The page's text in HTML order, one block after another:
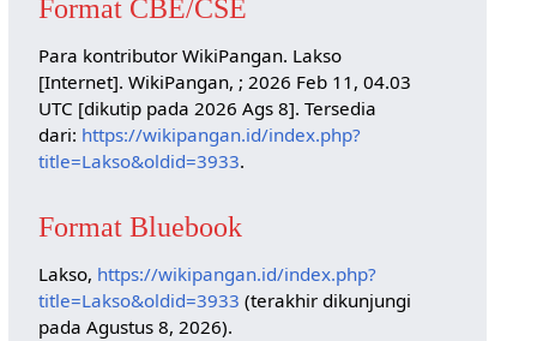
Format CBE/CSE
Para kontributor WikiPangan. Lakso
[Internet]. WikiPangan, ; 2026 Feb 11, 04.03
UTC [dikutip pada 2026 Ags 8]. Tersedia
dari: https://wikipangan.id/index.php?
title=Lakso&oldid=3933.
Format Bluebook
Lakso, https://wikipangan.id/index.php?
title=Lakso&oldid=3933 (terakhir dikunjungi
pada Agustus 8, 2026).